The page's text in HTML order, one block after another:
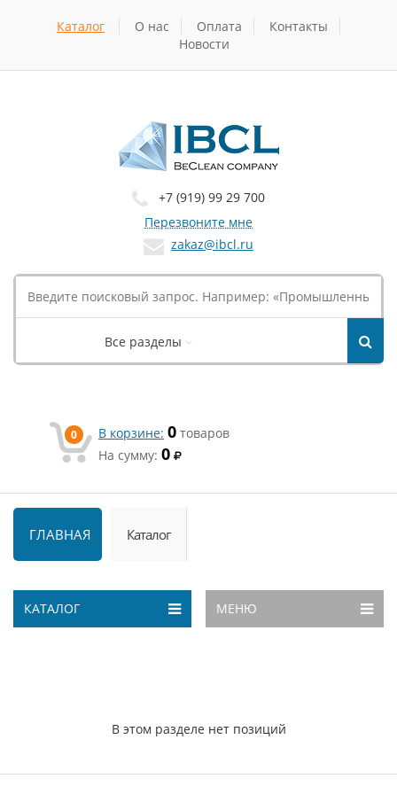
Каталог О нас Оплата
Контакты
Новости
+7 (919) 99 29 700
Перезвоните мне
zakaz@ibcl.ru
Все разделы
0 В корзине: 0 товаров
На сумму: 0
ГЛАВНАЯ Каталог
КАТАЛОГ МЕНЮ
В этом разделе нет позиций